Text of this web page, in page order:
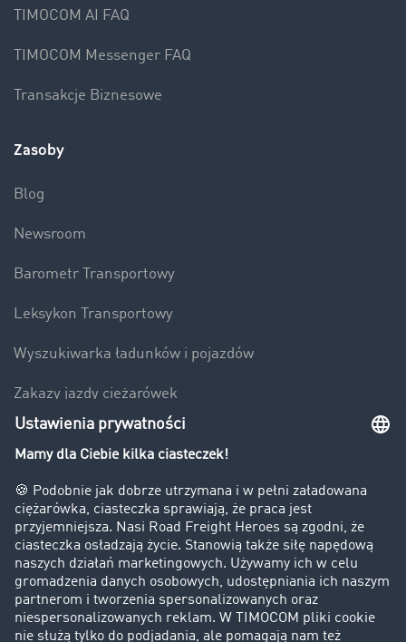
TIMOCOM AI FAQ
TIMOCOM Messenger FAQ
Transakcje Biznesowe
Zasoby
Blog
Newsroom
Barometr Transportowy
Leksykon Transportowy
Wyszukiwarka ładunków i pojazdów
Zakazy jazdy ciężarówek
Bezpieczeństwo
Firma
Historie sukcesu
Klienci pozyskują nowych klientów
Informacje prawne